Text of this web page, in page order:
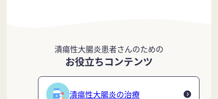
潰瘍性大腸炎患者さんのための
お役立ちコンテンツ
潰瘍性大腸炎の治療